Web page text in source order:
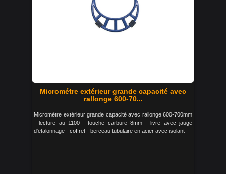
Micrométre extérieur grande capacité avec
rallonge 600-70...
Micrométre extérieur grande capacité avec rallonge 600-700mm
- lecture au 1100 - touche carbure 8mm - livre avec jauge
d'etalonnage - coffret - berceau tubulaire en acier avec isolant